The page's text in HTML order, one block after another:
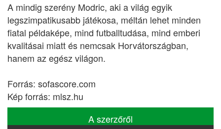
A mindig szerény Modric, aki a világ egyik
legszimpatikusabb játékosa, méltán lehet minden
fiatal példaképe, mind futballtudása, mind emberi
kvalitásai miatt és nemcsak Horvátországban,
hanem az egész világon.
Forrás: sofascore.com
Kép forrás: mlsz.hu
A szerzőről